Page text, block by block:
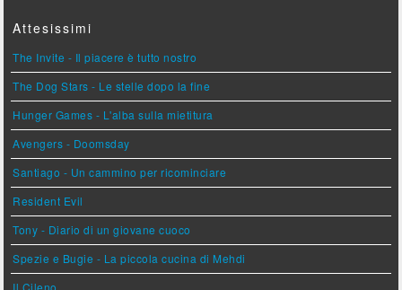
Attesissimi
The Invite - Il piacere è tutto nostro
The Dog Stars - Le stelle dopo la fine
Hunger Games - L'alba sulla mietitura
Avengers - Doomsday
Santiago - Un cammino per ricominciare
Resident Evil
Tony - Diario di un giovane cuoco
Spezie e Bugie - La piccola cucina di Mehdi
Il Cileno